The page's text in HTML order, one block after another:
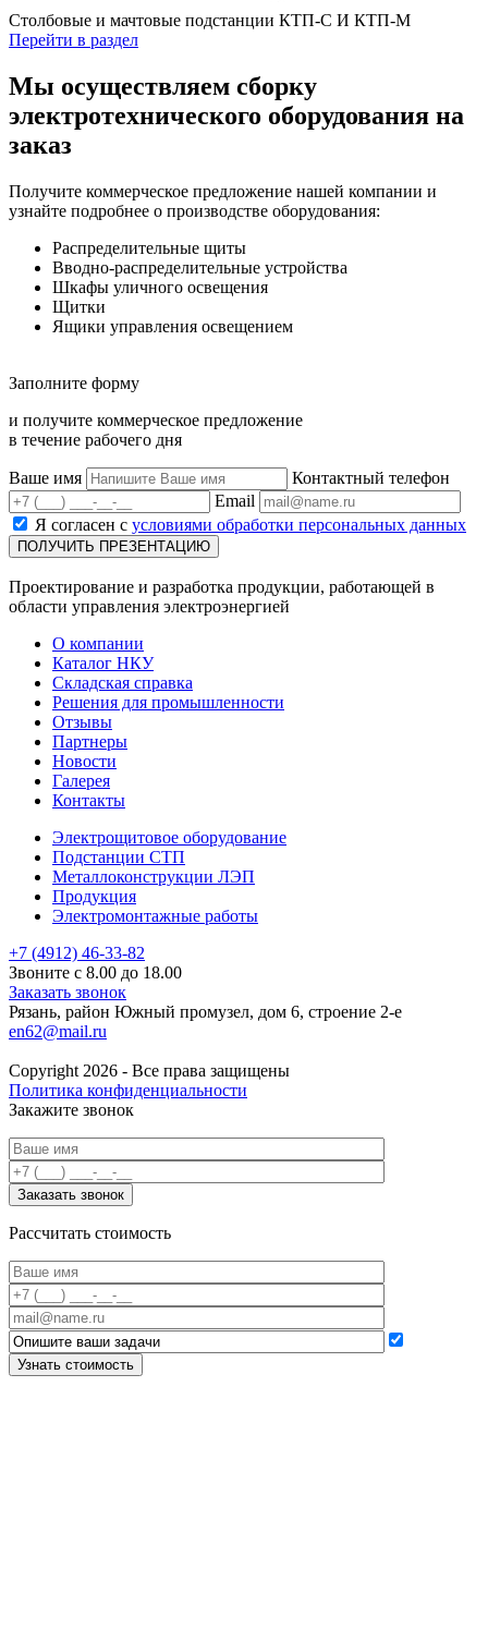
Столбовые и мачтовые подстанции КТП-С И КТП-М
Перейти в раздел
Мы осуществляем сборку
электротехнического оборудования на
заказ
Получите коммерческое предложение нашей компании и
узнайте подробнее о производстве оборудования:
Распределительные щиты
Вводно-распределительные устройства
Шкафы уличного освещения
Щитки
Ящики управления освещением
Заполните форму
и получите коммерческое предложение
в течение рабочего дня
Ваше имя
Контактный телефон
Email
Я согласен с условиями обработки персональных данных
Проектирование и разработка продукции, работающей в
области управления электроэнергией
О компании
Каталог НКУ
Складская справка
Решения для промышленности
Отзывы
Партнеры
Новости
Галерея
Контакты
Электрощитовое оборудование
Подстанции СТП
Металлоконструкции ЛЭП
Продукция
Электромонтажные работы
+7 (4912) 46-33-82
Звоните с 8.00 до 18.00
Заказать звонок
Рязань, район Южный промузел, дом 6, строение 2-е
en62@mail.ru
Copyright 2026 - Все права защищены
Политика конфиденциальности
Закажите звонок
Рассчитать стоимость